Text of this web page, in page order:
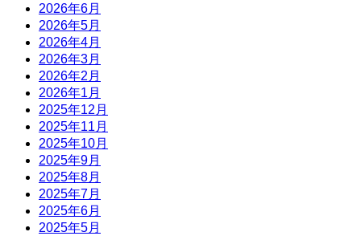
2026年6月
2026年5月
2026年4月
2026年3月
2026年2月
2026年1月
2025年12月
2025年11月
2025年10月
2025年9月
2025年8月
2025年7月
2025年6月
2025年5月